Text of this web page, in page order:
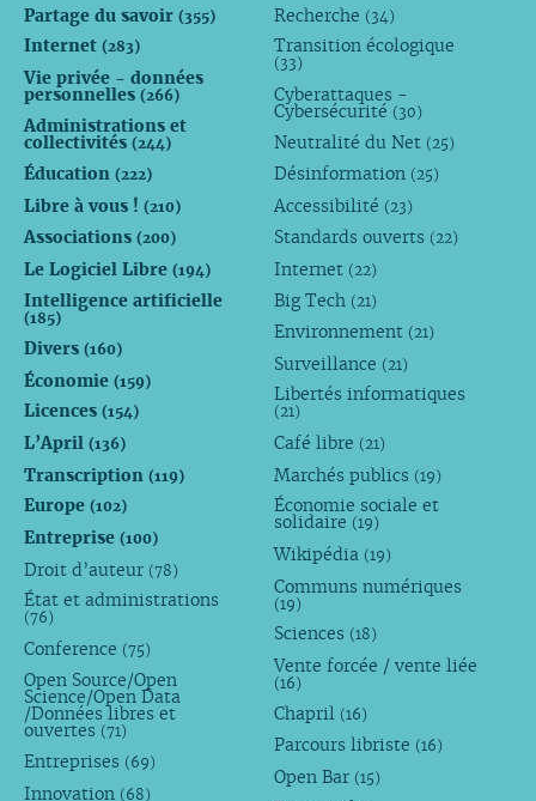
Partage du savoir (355)
Internet (283)
Vie privée - données
personnelles (266)
Administrations et
collectivités (244)
Éducation (222)
Libre à vous ! (210)
Associations (200)
Le Logiciel Libre (194)
Intelligence artificielle
(185)
Divers (160)
Économie (159)
Licences (154)
L’April (136)
Transcription (119)
Europe (102)
Entreprise (100)
Droit d’auteur (78)
État et administrations
(76)
Conference (75)
Open Source/Open
Science/Open Data
/Données libres et
ouvertes (71)
Entreprises (69)
Innovation (68)
Recherche (34)
Transition écologique
(33)
Cyberattaques -
Cybersécurité (30)
Neutralité du Net (25)
Désinformation (25)
Accessibilité (23)
Standards ouverts (22)
Internet (22)
Big Tech (21)
Environnement (21)
Surveillance (21)
Libertés informatiques
(21)
Café libre (21)
Marchés publics (19)
Économie sociale et
solidaire (19)
Wikipédia (19)
Communs numériques
(19)
Sciences (18)
Vente forcée / vente liée
(16)
Chapril (16)
Parcours libriste (16)
Open Bar (15)